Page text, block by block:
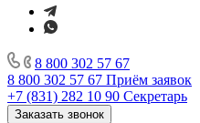
8 800 302 57 67
8 800 302 57 67 Приём заявок
+7 (831) 282 10 90 Секретарь
Заказать звонок